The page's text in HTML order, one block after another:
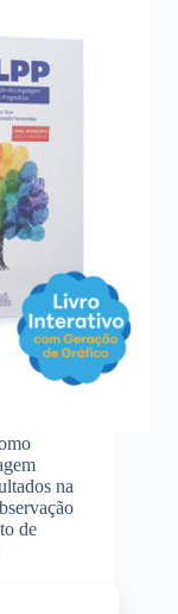
na
de